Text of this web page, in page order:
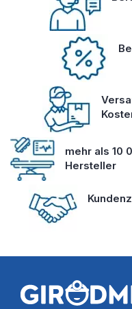
mehr als 10
Hersteller